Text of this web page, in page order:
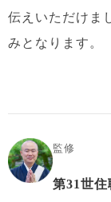
伝えいただけま
みとなります。
監修
第31世